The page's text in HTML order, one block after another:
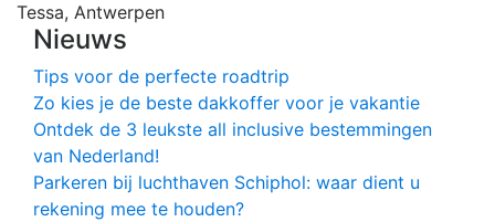
Tessa, Antwerpen
Nieuws
Tips voor de perfecte roadtrip
Zo kies je de beste dakkoffer voor je vakantie
Ontdek de 3 leukste all inclusive bestemmingen
van Nederland!
Parkeren bij luchthaven Schiphol: waar dient u
rekening mee te houden?